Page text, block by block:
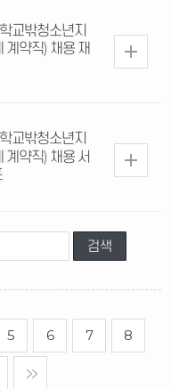
교밖청소년지
계약직) 채용 재
교밖청소년지
계약직) 채용 서
5 6 7 8
����